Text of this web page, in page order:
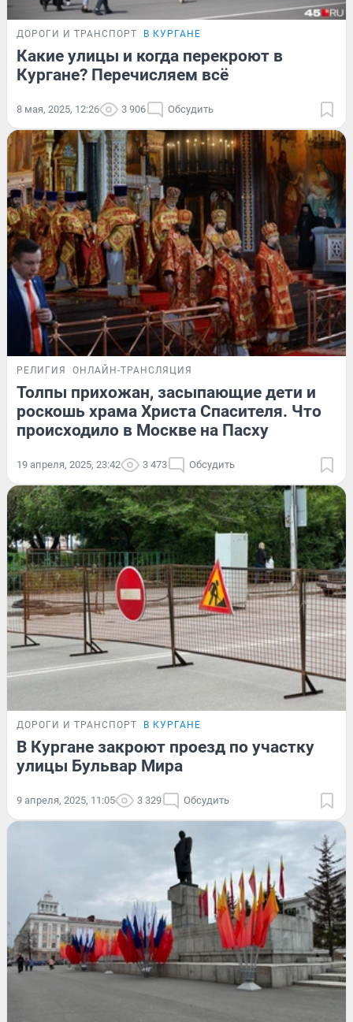
ДОРОГИ И ТРАНСПОРТ В КУРГАНЕ
Какие улицы и когда перекроют в
Кургане? Перечисляем всё
8 мая, 2025, 12:26 3 906 Обсудить
РЕЛИГИЯ ОНЛАЙН-ТРАНСЛЯЦИЯ
Толпы прихожан, засыпающие дети и
роскошь храма Христа Спасителя. Что
происходило в Москве на Пасху
19 апреля, 2025, 23:42 3 473 Обсудить
ДОРОГИ И ТРАНСПОРТ В КУРГАНЕ
В Кургане закроют проезд по участку
улицы Бульвар Мира
9 апреля, 2025, 11:05 3 329 Обсудить